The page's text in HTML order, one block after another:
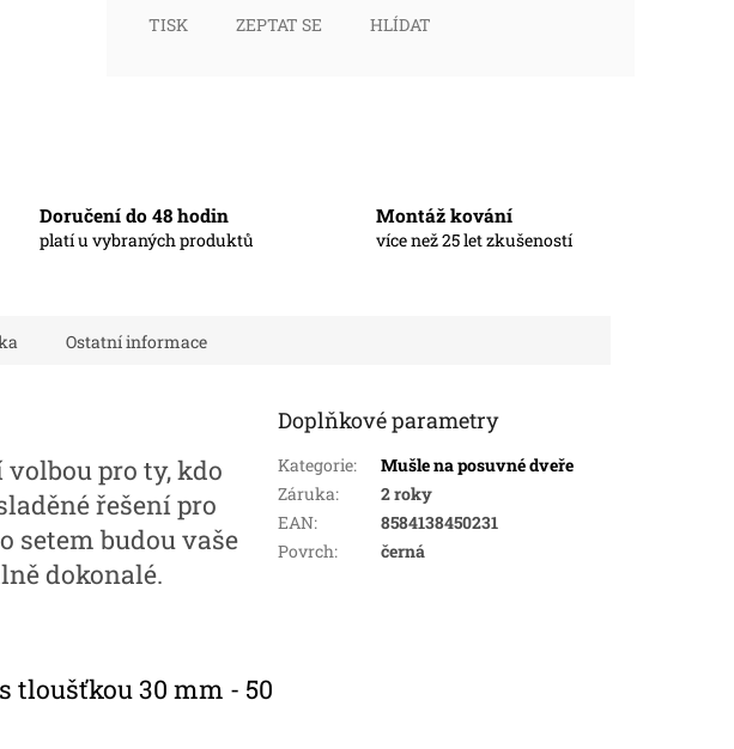
TISK ZEPTAT SE HLÍDAT
Doručení do 48 hodin
platí u vybraných produktů
Montáž kování
více než 25 let zkušeností
Ostatní informace
pro ty, kdo
řešení pro
setem budou vaše
dokonalé.
tloušťkou 30 mm - 50
Doplňkové parametry
Kategorie:
Mušle na posuvné dveře
Záruka:
2 roky
EAN:
8584138450231
Povrch: černá